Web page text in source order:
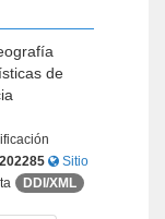
de
202285
Sitio
DDI/XML